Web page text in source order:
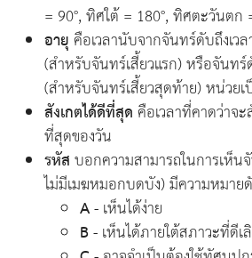
= 90°, ทิศใต้ = 180°, ทิศตะวันตก
อายุคือเวลานับจากจันทร์ดับถึงเว
(สำหรับจันทร์เสี้ยวแรก) หรือจันทร์
(สำหรับจันทร์เสี้ยวสุดท้าย) หน่วยเ
สังเกตได้ดีที่สุดคือเวลาที่คาดว่าจ
ที่สุดของวัน
รหัสบอกความสามารถในการเห็
ไม่มีเมฆหมอกบดบัง) มีความหมาย
A- เห็นได้ง่าย
B- เห็นได้ภายใต้สภาวะที่ดีเ